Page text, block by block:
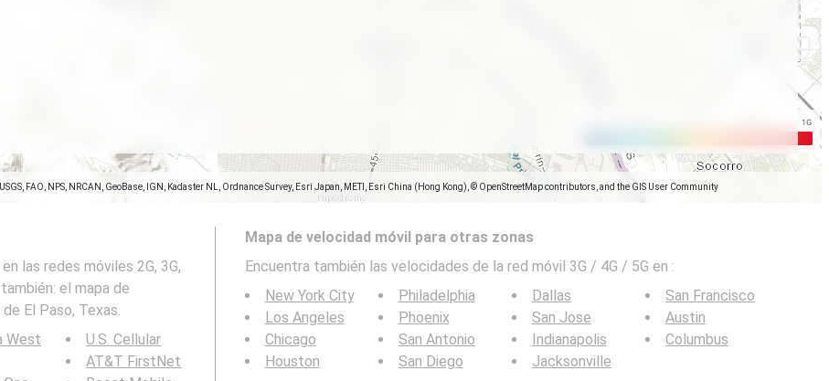
FAO, NPS, NRCAN, GeoBase, IGN, Kadaster NL, Ordnance Survey, Esri Japan, METI, Esri China (Hong Kong), © OpenStreetMap contributors, and the GIS User Community
las redes móviles 2G, 3G,
el mapa de
El Paso, Texas.
West
U.S. Cellular
AT&T FirstNet
Mapa de velocidad móvil para otras zonas
Encuentra también las velocidades de la red móvil 3G / 4G / 5G en :
New York City
Los Angeles
Chicago
Houston
Philadelphia
Phoenix
San Antonio
San Diego
Dallas
San Jose
Indianapolis
Jacksonville
San Francisco
Austin
Columbus